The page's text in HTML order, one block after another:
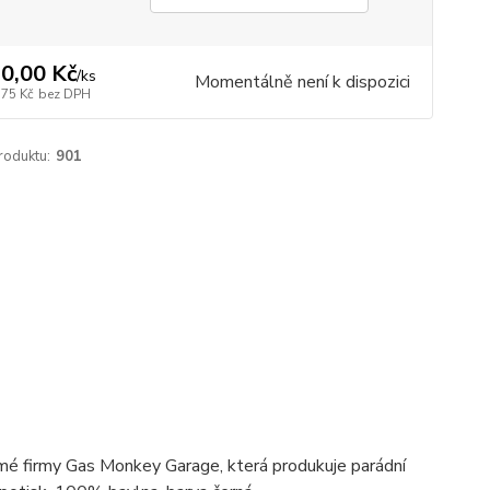
Kč/ks
Kč bez DPH Momentálně není k dispozici
901
firmy Gas Monkey Garage, která produkuje parádní